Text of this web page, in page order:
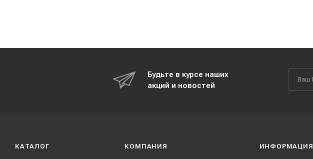
Будьте в курсе наших
акций и новостей
КАТАЛОГ КОМПАНИЯ ИНФОРМАЦИЯ